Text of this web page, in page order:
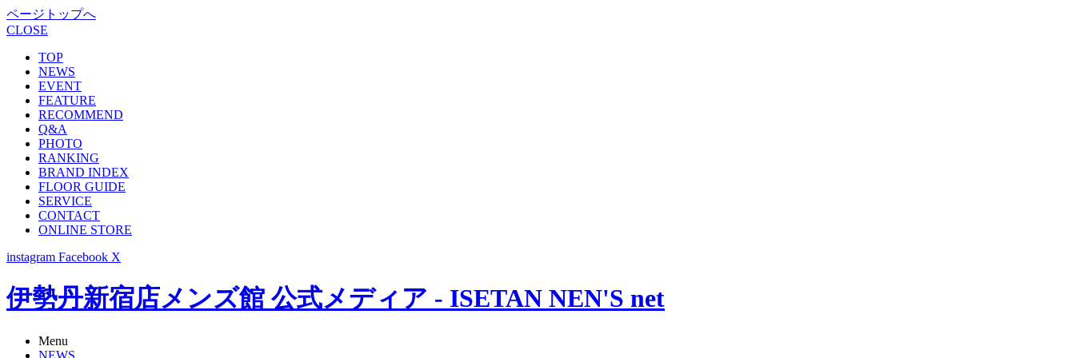
ページトップへ
CLOSE
TOP
NEWS
EVENT
FEATURE
RECOMMEND
Q&A
PHOTO
RANKING
BRAND INDEX
FLOOR GUIDE
SERVICE
CONTACT
ONLINE STORE
instagram Facebook X
伊勢丹新宿店メンズ館 公式メディア - ISETAN NEN'S net
Menu
NEWS